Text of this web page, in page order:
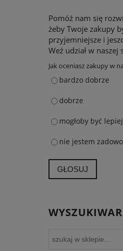
Pomóż nam się
żeby Twoje zakupy
przyjemniejsze i
Weź udział w naszej
Jak oceniasz zakupy w
bardzo dobrze
dobrze
mogłoby być lepiej
nie jestem
GŁOSUJ